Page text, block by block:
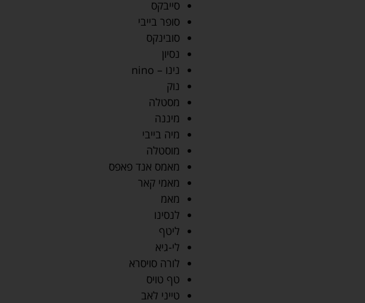
סייבקס
סופר בייבי
סובינקס
נסיון
נינו – nino
נוק
מסטלה
מיננה
מיה בייבי
מוסטלה
מאמס אנד פאפס
מאמי קאר
מאמ
לנסינו
ליטף
לי-גיא
לורה סויסרא
טף טויס
טייני לאב